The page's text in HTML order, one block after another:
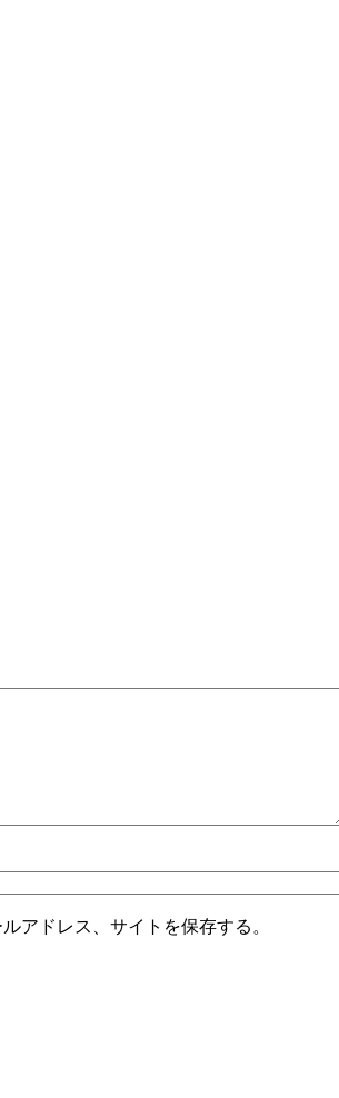
アドレス、サイトを保存する。